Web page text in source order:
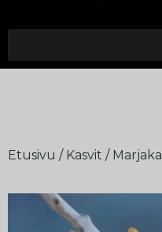
Etusivu / Kasvit /